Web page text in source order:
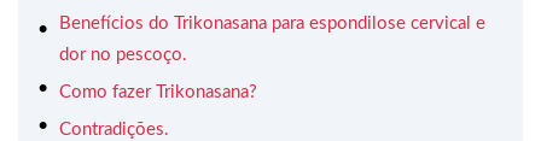
Benefícios do Trikonasana para espondilose cervical e
dor no pescoço.
Como fazer Trikonasana?
Contradições.